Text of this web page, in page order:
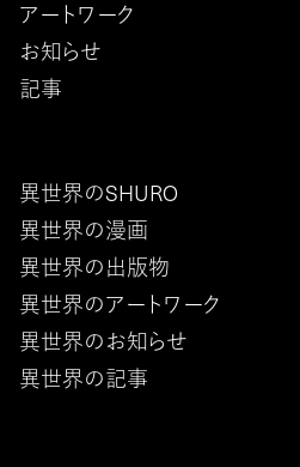
アートワーク
お知らせ
記事
異世界のSHURO
異世界の漫画
異世界の出版物
異世界のアートワーク
異世界のお知らせ
異世界の記事